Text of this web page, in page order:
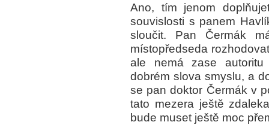
Ano, tím jenom
souvislosti s panem
sloučit. Pan Čermák
místopředseda
ale nemá zase autoritu
dobrém slova smyslu, a
se pan doktor Čermák v
tato mezera ještě
bude muset ještě moc